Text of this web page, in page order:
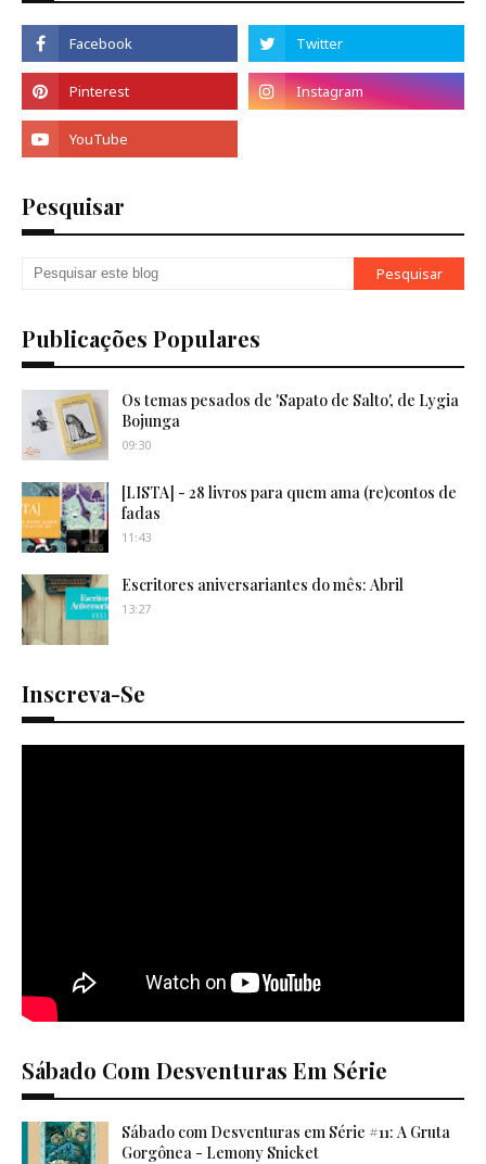
Pesquisar
Publicações Populares
Os temas pesados de 'Sapato de Salto', de Lygia
Bojunga
09:30
[LISTA] - 28 livros para quem ama (re)contos de
fadas
11:43
Escritores aniversariantes do mês: Abril
13:27
Inscreva-Se
Sábado Com Desventuras Em Série
Sábado com Desventuras em Série #11: A Gruta
Gorgônea - Lemony Snicket